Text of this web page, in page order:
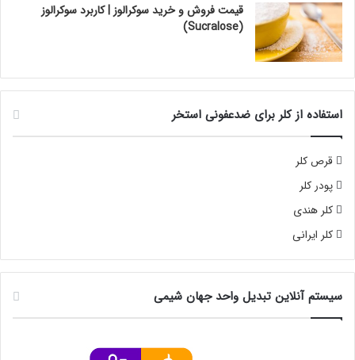
قیمت فروش و خرید سوکرالوز | کاربرد سوکرالوز
(Sucralose)
استفاده از کلر برای ضدعفونی استخر
قرص کلر
پودر کلر
کلر هندی
کلر ایرانی
سیستم آنلاین تبدیل واحد جهان شیمی